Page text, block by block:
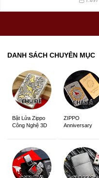
DANH SÁCH CHUYÊN MỤC
Bật Lửa Zippo
Công Nghệ 3D
ZIPPO
Anniversary